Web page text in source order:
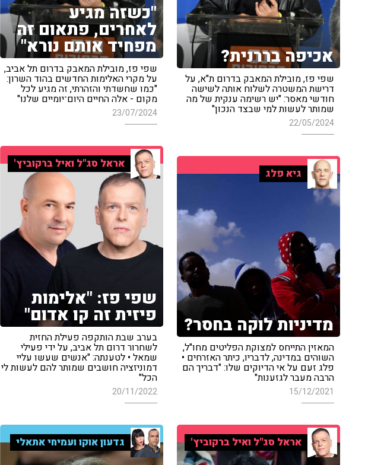
"כשזה מגיע
לאחרים, פתאום זה
מפחיד אותם נורא"
שפי פז, מובילת המאבק בדרום תל אביב,
על מקרי האלימות החדשים בהוד השרון:
"כמו שחשדתי והזהרתי, זה מגיע לכל
מקום - אלה החיים היום־יומיים שלנו"
23/07/2024
אכיפה בררנית?
שפי פז, מובילת המאבק בדרום ת"א, על
דרישת המשטרה לשלוח אותה לשישה
חודשי מאסר: "יש רשימה ענקית של מה
שמותר לעשות למי שבצד הנכון"
22/05/2024
אראל סג"ל ואיל ברקוביץ'
שפי פז: "אלימות
פיזית זה קו אדום"
בערב שבת הותקפה פעילת החזית
לשחרור דרום תל אביב, על ידי פעילי
שמאל • לטענתה: "אנשים שעשו עליי
דמוניזציה חושבים שמותר להם לעשות לי
הכל"
20/11/2022
גיא פלג
מדיניות לוקה בחסר?
המאזין התייחס למצוקת הפליטים מחו"ל,
השוהים במדינה, לדבריו, כיתר האזרחים •
פלג זעם על אי הדיוקים שלו: "דבריך הם
הרבה מעבר לגזענות"
15/12/2021
אראל סג"ל ואיל ברקוביץ' גדעון אוקו ועמיחי אתאלי